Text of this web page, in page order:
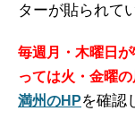
ターが貼られて
毎週月・木曜日
っては火・金曜
満州のHPを確認